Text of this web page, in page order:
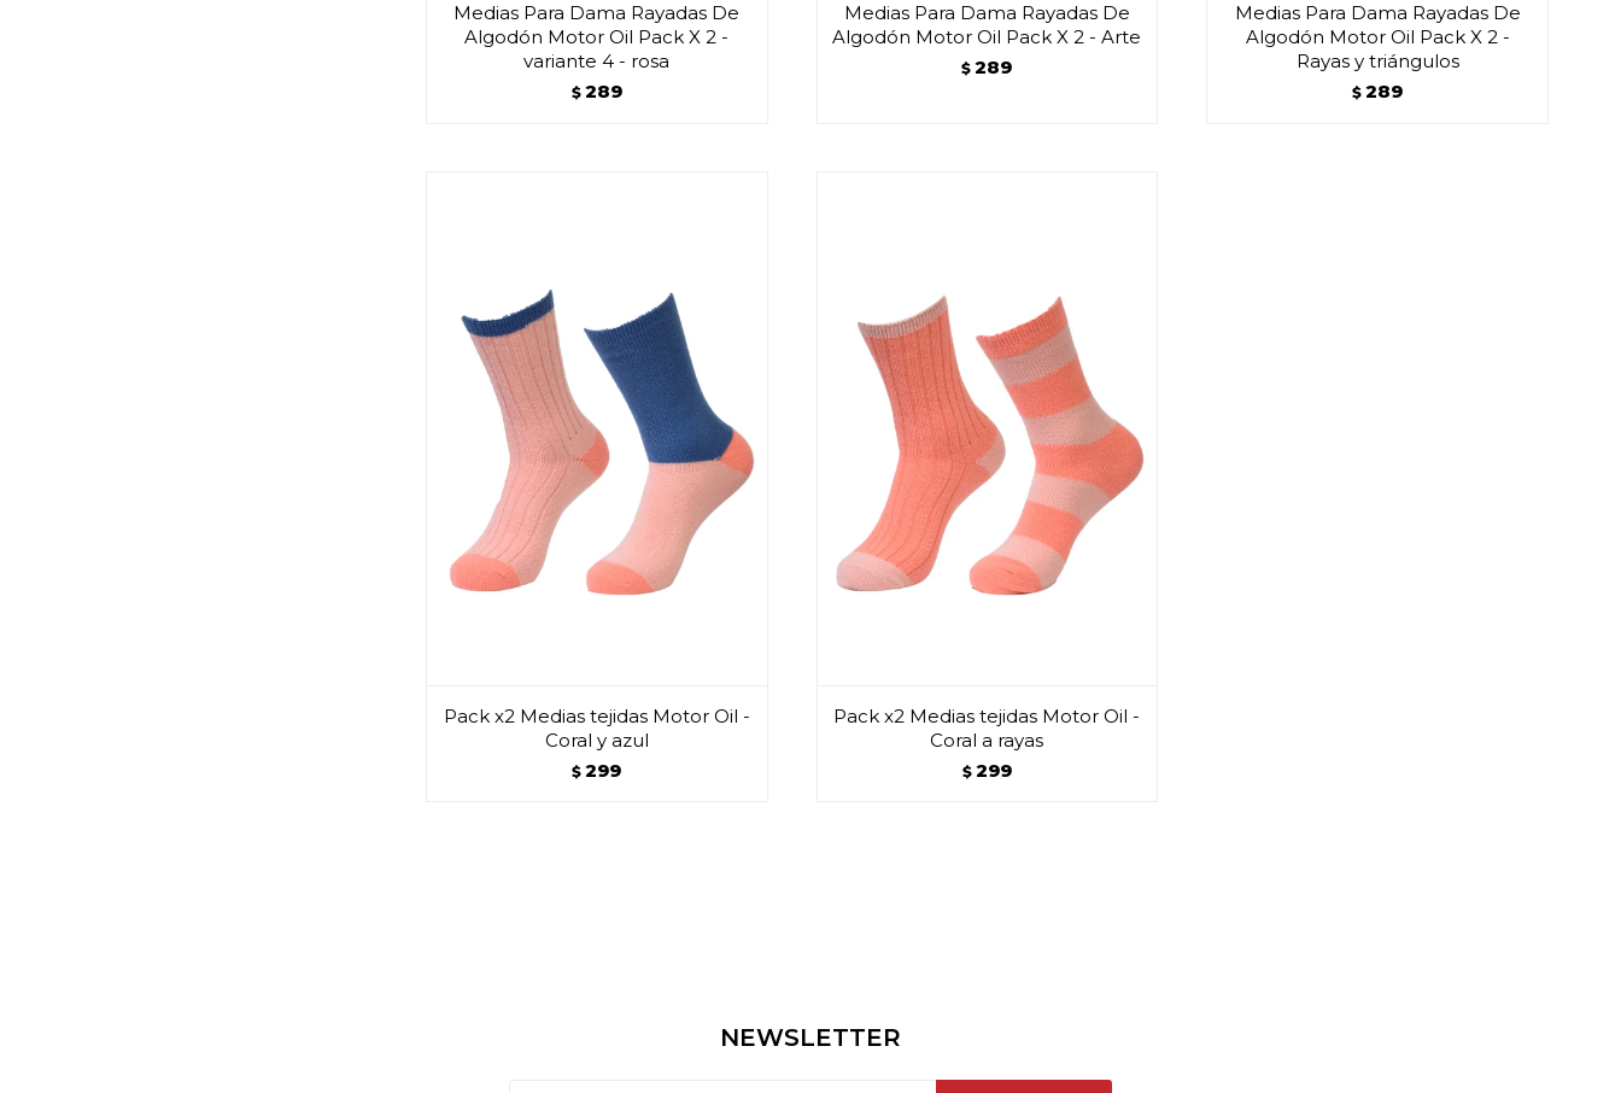
Medias Para Dama Rayadas De
Algodón Motor Oil Pack X 2 -
variante 4 - rosa
$ 289
Medias Para Dama Rayadas De
Algodón Motor Oil Pack X 2 - Arte
$ 289
Medias Para Dama Rayadas De
Algodón Motor Oil Pack X 2 -
Rayas y triángulos
$ 289
Pack x2 Medias tejidas Motor Oil -
Coral y azul
$ 299
Pack x2 Medias tejidas Motor Oil -
Coral a rayas
$ 299
NEWSLETTER